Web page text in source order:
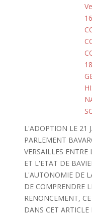
L'ADOPTION LE 21
PARLEMENT
VERSAILLES
ET L'ETAT DE
L'AUTONOMIE DE
DE COMPRENDRE
RENONCEMENT,
DANS CET